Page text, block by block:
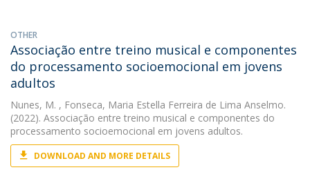
OTHER
Associação entre treino musical e componentes
do processamento socioemocional em jovens
adultos
Nunes, M. , Fonseca, Maria Estella Ferreira de Lima Anselmo.
(2022). Associação entre treino musical e componentes do
processamento socioemocional em jovens adultos.
DOWNLOAD AND MORE DETAILS